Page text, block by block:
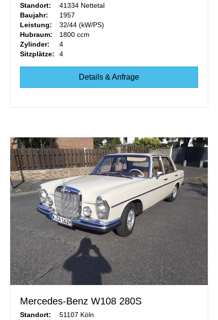
Standort:
41334 Nettetal
Baujahr:
1957
Leistung:
32/44 (kW/PS)
Hubraum:
1800 ccm
Zylinder:
4
Sitzplätze:
4
Details & Anfrage
Mercedes-Benz W108 280S
Standort:
51107 Köln